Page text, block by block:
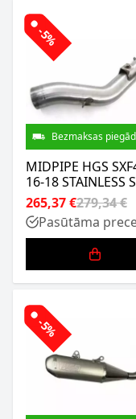
-5%
Bezmaksas
MIDPIPE HGS
16-18 STAINLESS
265,37 €279,34 €
Pasūtāma
-5%